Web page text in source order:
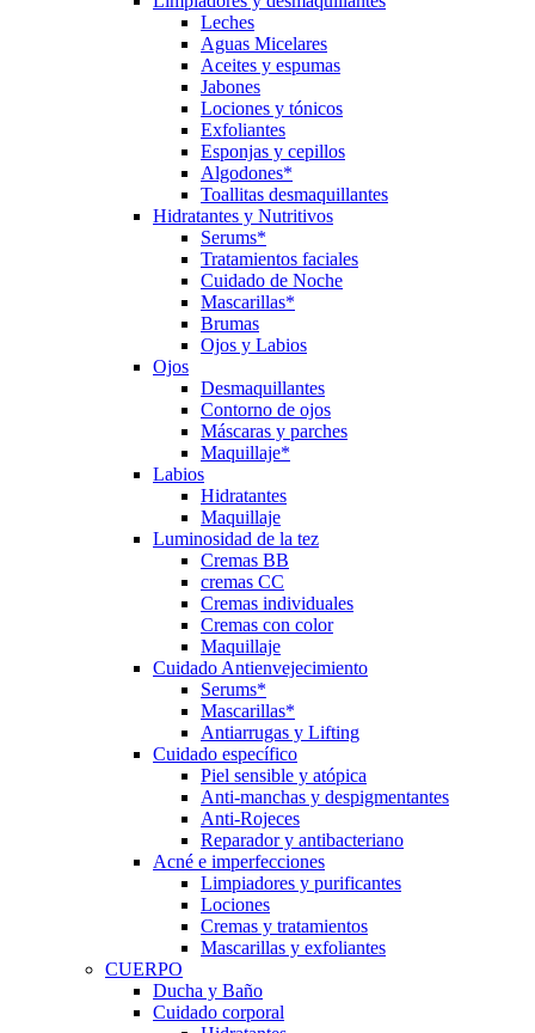
Leches
Aguas Micelares
Aceites y espumas
Jabones
Lociones y tónicos
Exfoliantes
Esponjas y cepillos
Algodones*
Toallitas desmaquillantes
Hidratantes y Nutritivos
Serums*
Tratamientos faciales
Cuidado de Noche
Mascarillas*
Brumas
Ojos y Labios
Ojos
Desmaquillantes
Contorno de ojos
Máscaras y parches
Maquillaje*
Labios
Hidratantes
Maquillaje
Luminosidad de la tez
Cremas BB
cremas CC
Cremas individuales
Cremas con color
Maquillaje
Cuidado Antienvejecimiento
Serums*
Mascarillas*
Antiarrugas y Lifting
Cuidado específico
Piel sensible y atópica
Anti-manchas y despigmentantes
Anti-Rojeces
Reparador y antibacteriano
Acné e imperfecciones
Limpiadores y purificantes
Lociones
Cremas y tratamientos
Mascarillas y exfoliantes
CUERPO
Ducha y Baño
Cuidado corporal